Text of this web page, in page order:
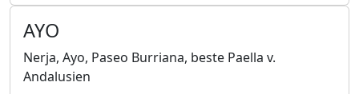
AYO
Nerja, Ayo, Paseo Burriana, beste Paella v.
Andalusien